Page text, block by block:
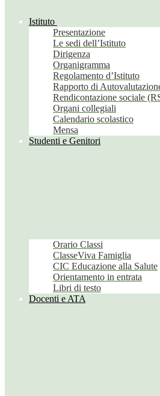
Istituto
Presentazione
Le sedi dell’Istituto
Dirigenza
Organigramma
Regolamento d’Istituto
Rapporto di
Rendicontazione sociale
Organi collegiali
Calendario scolastico
Mensa
Studenti e Genitori
Orario Classi
ClasseViva Famiglia
CIC Educazione alla Salute
Orientamento in entrata
Libri di testo
Docenti e ATA